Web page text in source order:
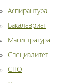
Аспирантура
Бакалавриат
Магистратура
Специалитет
СПО